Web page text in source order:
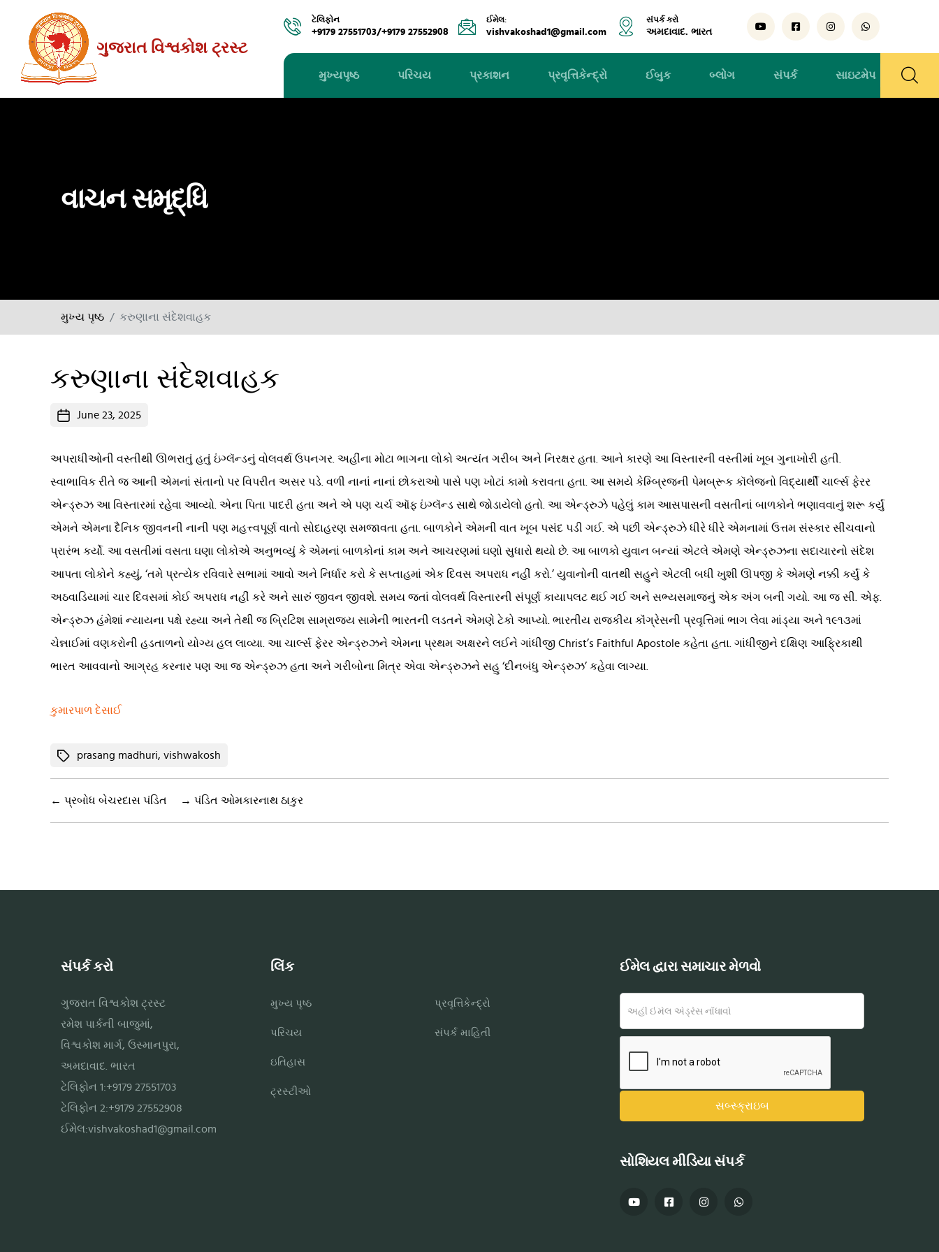
content
ગુજરાત વિશ્વકોશ ટ્રસ્ટ
ટેલિફોન
+9179 27551703/+9179 27552908
ઈમેલ:
vishvakoshad1@gmail.com
સંપર્ક કરો
અમદાવાદ. ભારત
મુખ્યપૃષ્ઠ પરિચય પ્રકાશન પ્રવૃત્તિકેન્દ્રો ઈબુક બ્લોગ સંપર્ક સાઇટમેપ
વાચન સમૃદ્ધિ
મુખ્ય પૃષ્ઠ કરુણાના સંદેશવાહક
કરુણાના સંદેશવાહક
Post June 23, 2025
અપરાધીઓની વસ્તીથી ઊભરાતું હતું ઇંગ્લૅન્ડનું વોલવર્થ ઉપનગર. અહીંના મોટા ભાગના લોકો અત્યંત ગરીબ અને નિરક્ષર હતા. આને કારણે આ વિસ્તારની વસ્તીમાં ખૂબ ગુનાખોરી હતી.
સ્વાભાવિક રીતે જ આની એમનાં સંતાનો પર વિપરીત અસર પડે. વળી નાનાં નાનાં છોકરાઓ પાસે પણ ખોટાં કામો કરાવતા હતા. આ સમયે કેમ્બ્રિજની પેમબ્રૂક કૉલેજનો વિદ્યાર્થી ચાર્લ્સ ફેરર
એન્ડ્રુઝ આ વિસ્તારમાં રહેવા આવ્યો. એના પિતા પાદરી હતા અને એ પણ ચર્ચ ઑફ ઇંગ્લૅન્ડ સાથે જોડાયેલો હતો. આ એન્ડ્રુઝે પહેલું કામ આસપાસની વસતીનાં બાળકોને ભણાવવાનું શરૂ કર્યું
એમને એમના દૈનિક જીવનની નાની પણ મહત્ત્વપૂર્ણ વાતો સોદાહરણ સમજાવતા હતા. બાળકોને એમની વાત ખૂબ પસંદ પડી ગઈ. એ પછી એન્ડ્રુઝે ધીરે ધીરે એમનામાં ઉત્તમ સંસ્કાર સીંચવાનો
પ્રારંભ કર્યો. આ વસતીમાં વસતા ઘણા લોકોએ અનુભવ્યું કે એમનાં બાળકોનાં કામ અને આચરણમાં ઘણો સુધારો થયો છે. આ બાળકો યુવાન બન્યાં એટલે એમણે એન્ડ્રુઝના સદાચારનો સંદેશ
આપતા લોકોને કહ્યું, ‘તમે પ્રત્યેક રવિવારે સભામાં આવો અને નિર્ધાર કરો કે સપ્તાહમાં એક દિવસ અપરાધ નહીં કરો.’ યુવાનોની વાતથી સહુને એટલી બધી ખુશી ઊપજી કે એમણે નક્કી કર્યું કે
અઠવાડિયામાં ચાર દિવસમાં કોઈ અપરાધ નહીં કરે અને સારું જીવન જીવશે. સમય જતાં વોલવર્થ વિસ્તારની સંપૂર્ણ કાયાપલટ થઈ ગઈ અને સભ્યસમાજનું એક અંગ બની ગયો. આ જ સી. એફ.
એન્ડ્રુઝ હંમેશાં ન્યાયના પક્ષે રહ્યા અને તેથી જ બ્રિટિશ સામ્રાજ્ય સામેની ભારતની લડતને એમણે ટેકો આપ્યો. ભારતીય રાજકીય કૉંગ્રેસની પ્રવૃત્તિમાં ભાગ લેવા માંડ્યા અને ૧૯૧૩માં
ચેન્નાઈમાં વણકરોની હડતાળનો યોગ્ય હલ લાવ્યા. આ ચાર્લ્સ ફેરર એન્ડ્રુઝને એમના પ્રથમ અક્ષરને લઈને ગાંધીજી Christ’s Faithful Apostole કહેતા હતા. ગાંધીજીને દક્ષિણ આફ્રિકાથી
ભારત આવવાનો આગ્રહ કરનાર પણ આ જ એન્ડ્રુઝ હતા અને ગરીબોના મિત્ર એવા એન્ડ્રુઝને સહુ ‘દીનબંધુ એન્ડ્રુઝ’ કહેવા લાગ્યા.
કુમારપાળ દેસાઈ
Tagsprasang madhuri, vishwakosh
← પ્રબોધ બેચરદાસ પંડિત → પંડિત ઓમકારનાથ ઠાકુર
સંપર્ક કરો
ગુજરાત વિશ્વકોશ ટ્રસ્ટ
રમેશ પાર્કની બાજુમાં,
વિશ્વકોશ માર્ગ, ઉસ્માનપુરા,
અમદાવાદ. ભારત
ટેલિફોન 1:+9179 27551703
ટેલિફોન 2:+9179 27552908
ઈમેલ:vishvakoshad1@gmail.com
લિંક
મુખ્ય પૃષ્ઠ
પરિચય
ઇતિહાસ
ટ્રસ્ટીઓ
પ્રવૃત્તિકેન્દ્રો
સંપર્ક માહિતી
ઈમેલ દ્વારા સમાચાર મેળવો
સોશિયલ મીડિયા સંપર્ક